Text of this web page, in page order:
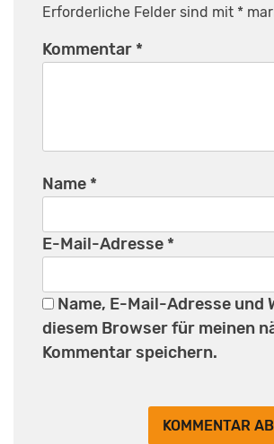
Erforderliche Felder sind mit *
Kommentar *
Name *
E-Mail-Adresse *
Name, E-Mail-Adresse und
diesem Browser für meinen
Kommentar speichern.